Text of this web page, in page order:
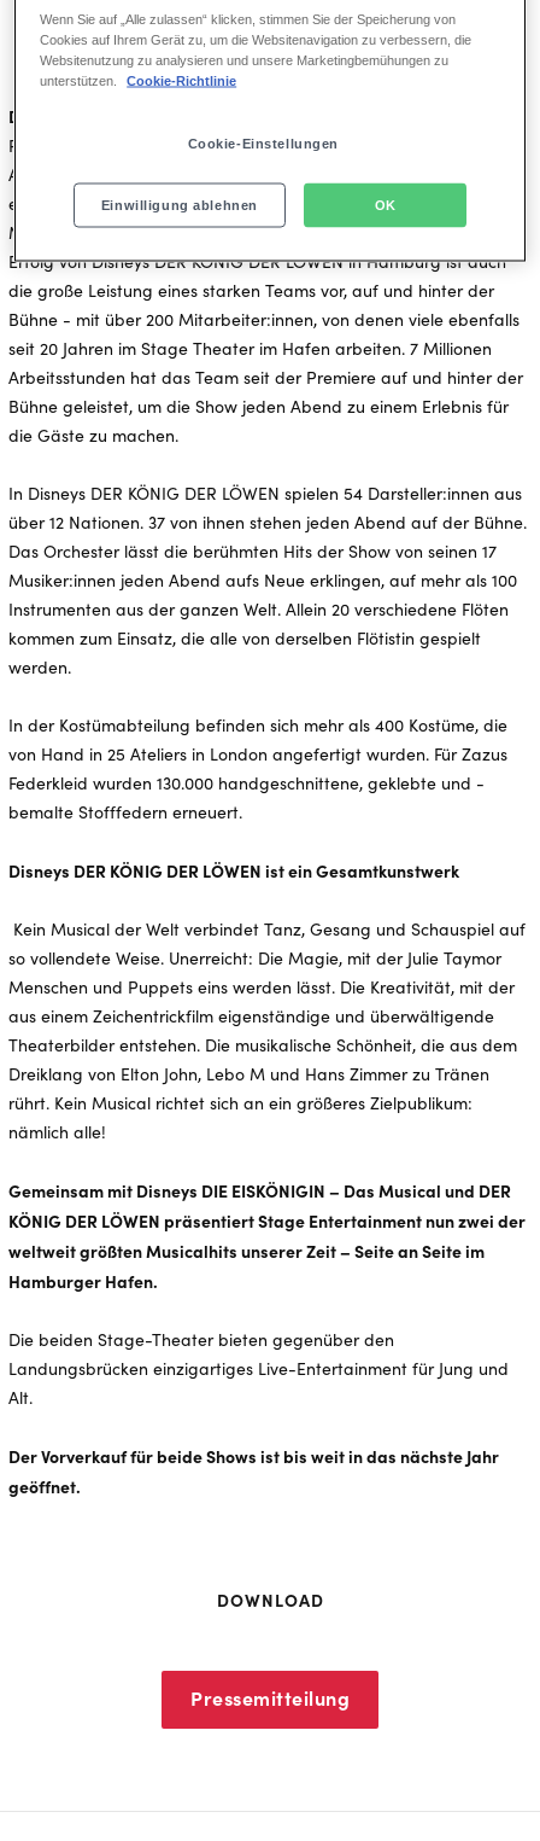
Disneys DER KÖNIG DER LÖWEN
Publikumsmagnet und eines der größten kultur-touristischen
Aushängeschilder. Kein anderes Hamburger Musical war je
erfolgreicher. Hand in Hand würde die Reihe der mehr als 14
Millionen Zuschauer für 525 Runden um die Erde reichen. Der
Erfolg von Disneys DER KÖNIG DER LÖWEN in Hamburg ist auch
die große Leistung eines starken Teams vor, auf und hinter der
Bühne - mit über 200 Mitarbeiter:innen, von denen viele ebenfalls
seit 20 Jahren im Stage Theater im Hafen arbeiten. 7 Millionen
Arbeitsstunden hat das Team seit der Premiere auf und hinter der
Bühne geleistet, um die Show jeden Abend zu einem Erlebnis für
die Gäste zu machen.
In Disneys DER KÖNIG DER LÖWEN spielen 54 Darsteller:innen aus
über 12 Nationen. 37 von ihnen stehen jeden Abend auf der Bühne.
Das Orchester lässt die berühmten Hits der Show von seinen 17
Musiker:innen jeden Abend aufs Neue erklingen, auf mehr als 100
Instrumenten aus der ganzen Welt. Allein 20 verschiedene Flöten
kommen zum Einsatz, die alle von derselben Flötistin gespielt
werden.
In der Kostümabteilung befinden sich mehr als 400 Kostüme, die
von Hand in 25 Ateliers in London angefertigt wurden. Für Zazus
Federkleid wurden 130.000 handgeschnittene, geklebte und -
bemalte Stofffedern erneuert.
Disneys DER KÖNIG DER LÖWEN ist ein Gesamtkunstwerk
Kein Musical der Welt verbindet Tanz, Gesang und Schauspiel auf
so vollendete Weise. Unerreicht: Die Magie, mit der Julie Taymor
Menschen und Puppets eins werden lässt. Die Kreativität, mit der
aus einem Zeichentrickfilm eigenständige und überwältigende
Theaterbilder entstehen. Die musikalische Schönheit, die aus dem
Dreiklang von Elton John, Lebo M und Hans Zimmer zu Tränen
rührt. Kein Musical richtet sich an ein größeres Zielpublikum:
nämlich alle!
Gemeinsam mit Disneys DIE EISKÖNIGIN – Das Musical und DER
KÖNIG DER LÖWEN präsentiert Stage Entertainment nun zwei der
weltweit größten Musicalhits unserer Zeit – Seite an Seite im
Hamburger Hafen.
Die beiden Stage-Theater bieten gegenüber den
Landungsbrücken einzigartiges Live-Entertainment für Jung und
Alt.
Der Vorverkauf für beide Shows ist bis weit in das nächste Jahr
geöffnet.
DOWNLOAD
Pressemitteilung
Wenn Sie auf „Alle zulassen“ klicken, stimmen Sie der Speicherung von
Cookies auf Ihrem Gerät zu, um die Websitenavigation zu verbessern, die
Websitenutzung zu analysieren und unsere Marketingbemühungen zu
unterstützen.
Cookie-Richtlinie
Cookie-Einstellungen
Einwilligung ablehnen OK